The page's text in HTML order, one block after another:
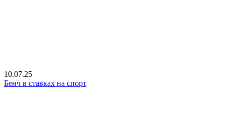
10.07.25
Бенч в ставках на спорт